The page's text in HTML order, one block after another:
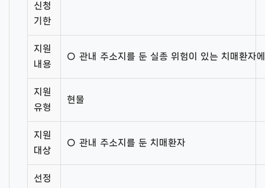
신청
기한
지원
내용
○ 관내 주소지를 둔 실종 위험이 있는 치매환자
지원
유형
현물
지원
대상
○ 관내 주소지를 둔 치매환자
선정